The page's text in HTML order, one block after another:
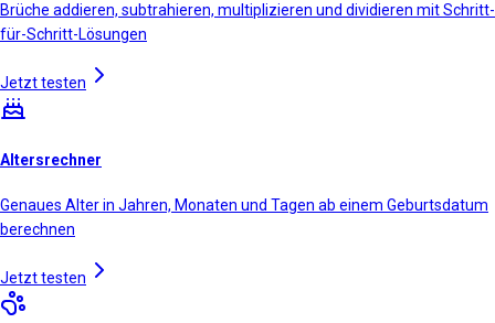
Brüche addieren, subtrahieren, multiplizieren und dividieren mit Schritt-
für-Schritt-Lösungen
Jetzt testen
Altersrechner
Genaues Alter in Jahren, Monaten und Tagen ab einem Geburtsdatum
berechnen
Jetzt testen